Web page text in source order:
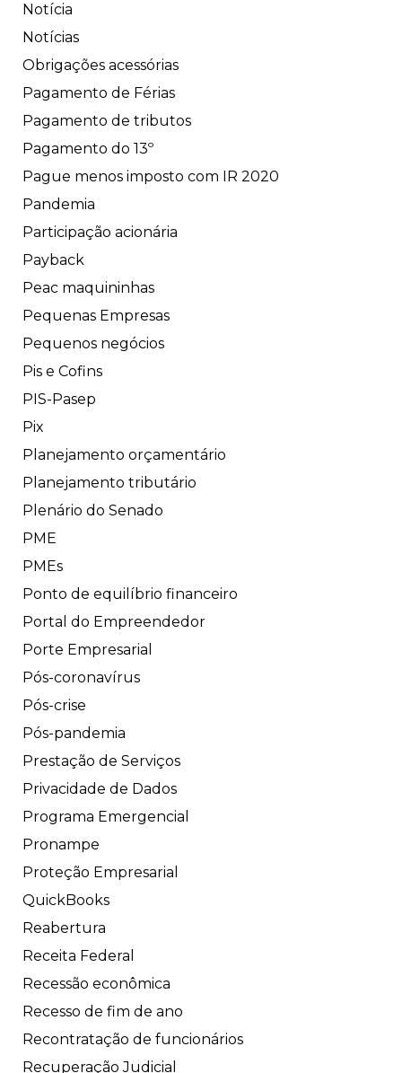
Notícia
Notícias
Obrigações acessórias
Pagamento de Férias
Pagamento de tributos
Pagamento do 13º
Pague menos imposto com IR 2020
Pandemia
Participação acionária
Payback
Peac maquininhas
Pequenas Empresas
Pequenos negócios
Pis e Cofins
PIS-Pasep
Pix
Planejamento orçamentário
Planejamento tributário
Plenário do Senado
PME
PMEs
Ponto de equilíbrio financeiro
Portal do Empreendedor
Porte Empresarial
Pós-coronavírus
Pós-crise
Pós-pandemia
Prestação de Serviços
Privacidade de Dados
Programa Emergencial
Pronampe
Proteção Empresarial
QuickBooks
Reabertura
Receita Federal
Recessão econômica
Recesso de fim de ano
Recontratação de funcionários
Recuperação Judicial